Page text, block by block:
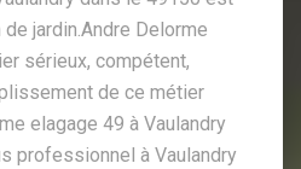
jardin.Andre Delorme
sérieux, compétent,
de ce métier
elagage 49 à Vaulandry
professionnel à Vaulandry